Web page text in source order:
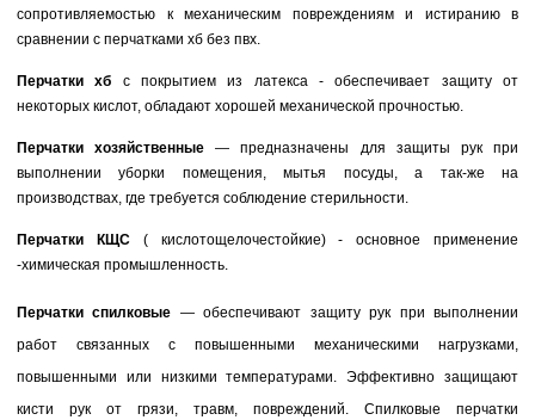
сопротивляемостью к механическим повреждениям и истиранию в
сравнении с перчатками хб без пвх.
Перчатки хб с покрытием из латекса - обеспечивает защиту от
некоторых кислот, обладают хорошей механической прочностью.
Перчатки хозяйственные — предназначены для защиты рук при
выполнении уборки помещения, мытья посуды, а так-же на
производствах, где требуется соблюдение стерильности.
Перчатки КЩС(кислотощелочестойкие) - основное применение
-химическая промышленность.
Перчатки спилковые — обеспечивают защиту рук при выполнении
работ связанных с повышенными механическими нагрузками,
повышенными или низкими температурами. Эффективно защищают
кисти рук от грязи, травм, повреждений. Спилковые перчатки